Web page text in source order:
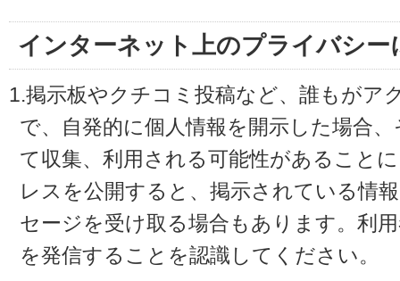
インターネット上のプライバシー
1.掲示板やクチコミ投稿など、誰もがア
で、自発的に個人情報を開示した場合
て収集、利用される可能性があること
レスを公開すると、掲示されている情
セージを受け取る場合もあります。利
を発信することを認識してください。